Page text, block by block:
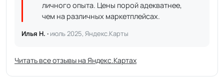
личного опыта. Цены порой адекватнее,
чем на различных маркетплейсах.
Илья Н. · июль 2025, Яндекс.Карты
Читать все отзывы на Яндекс.Картах